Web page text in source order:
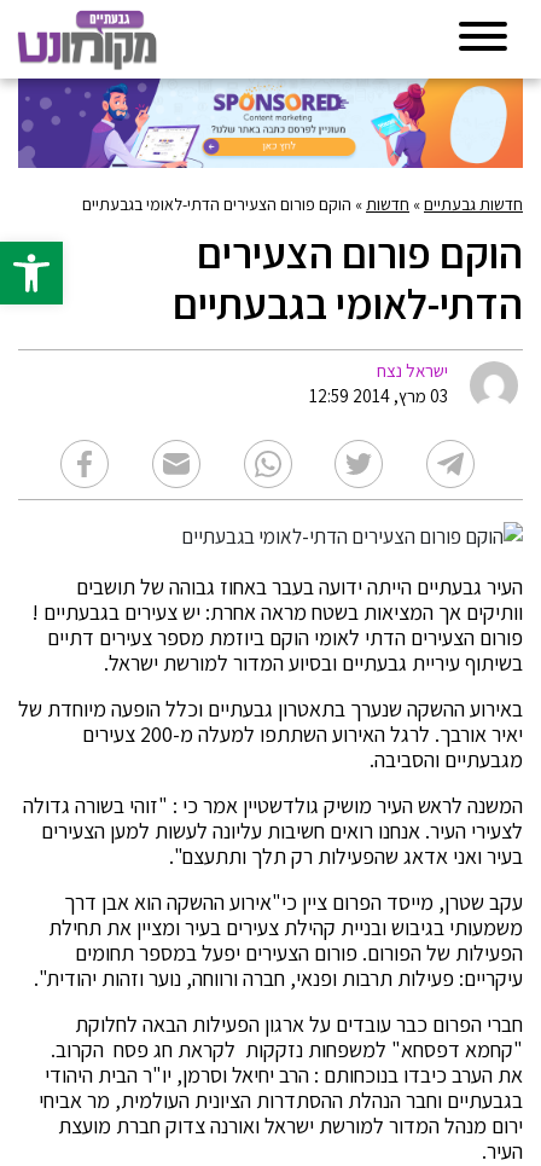
פתח
חדשות גבעתיים» חדשות » הוקם פורום הצעירים הדתי-לאומי בגבעתיים
הוקם פורום הצעירים
הדתי-לאומי בגבעתיים
ישראל נצח
03 מרץ, 2014 12:59
העיר גבעתיים הייתה ידועה בעבר באחוז גבוהה של תושבים
וותיקים אך המציאות בשטח מראה אחרת: יש צעירים בגבעתיים !
פורום הצעירים הדתי לאומי הוקם ביוזמת מספר צעירים דתיים
בשיתוף עיריית גבעתיים ובסיוע המדור למורשת ישראל.
באירוע ההשקה שנערך בתאטרון גבעתיים וכלל הופעה מיוחדת של
יאיר אורבך. לרגל האירוע השתתפו למעלה מ-200 צעירים
מגבעתיים והסביבה.
המשנה לראש העיר מושיק גולדשטיין אמר כי : "זוהי בשורה גדולה
לצעירי העיר. אנחנו רואים חשיבות עליונה לעשות למען הצעירים
בעיר ואני אדאג שהפעילות רק תלך ותתעצם".
עקב שטרן, מייסד הפרום ציין כי"אירוע ההשקה הוא אבן דרך
משמעותי בגיבוש ובניית קהילת צעירים בעיר ומציין את תחילת
הפעילות של הפורום. פורום הצעירים יפעל במספר תחומים
עיקריים: פעילות תרבות ופנאי, חברה ורווחה, נוער וזהות יהודית".
חברי הפרום כבר עובדים על ארגון הפעילות הבאה לחלוקת
"קחמא דפסחא" למשפחות נזקקות לקראת חג פסח הקרוב.
את הערב כיבדו בנוכחותם : הרב יחיאל וסרמן, יו"ר הבית היהודי
בגבעתיים וחבר הנהלת ההסתדרות הציונית העולמית, מר אביחי
ירום מנהל המדור למורשת ישראל ואורנה צדוק חברת מועצת
העיר.